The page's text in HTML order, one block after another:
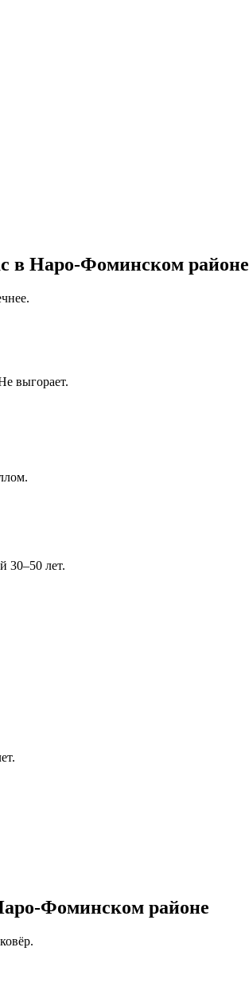
в Наро-Фоминском районе
выгорает.
30–50 лет.
Фоминском районе